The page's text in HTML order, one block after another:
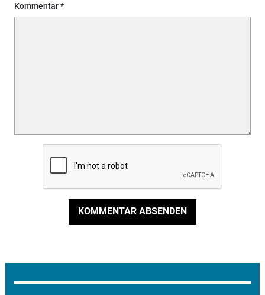
Kommentar
KOMMENTAR ABSENDEN